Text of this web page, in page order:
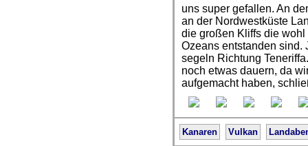
uns super gefallen. An
an der Nordwestküste
die großen Kliffs die
Ozeans entstanden sind.
segeln Richtung
noch etwas dauern, da
aufgemacht haben,
Kanaren Vulkan